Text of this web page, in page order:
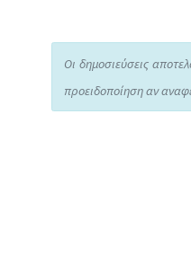
Οι δημοσιεύσεις
προειδοποίηση αν